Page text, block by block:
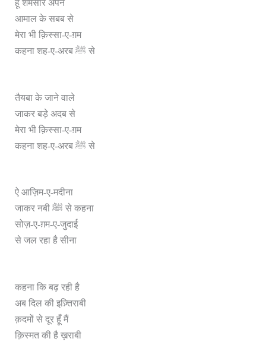
हूँ शर्मसार अपने
आमाल के सबब से
मेरा भी क़िस्सा-ए-ग़म
कहना शह-ए-अरब ﷺ से
तैयबा के जाने वाले
जाकर बड़े अदब से
मेरा भी क़िस्सा-ए-ग़म
कहना शह-ए-अरब ﷺ से
ऐ आज़िम-ए-मदीना
जाकर नबी ﷺ से कहना
सोज़-ए-ग़म-ए-जुदाई
से जल रहा है सीना
कहना कि बढ़ रही है
अब दिल की इज़्तिराबी
क़दमों से दूर हूँ मैं
क़िस्मत की है ख़राबी